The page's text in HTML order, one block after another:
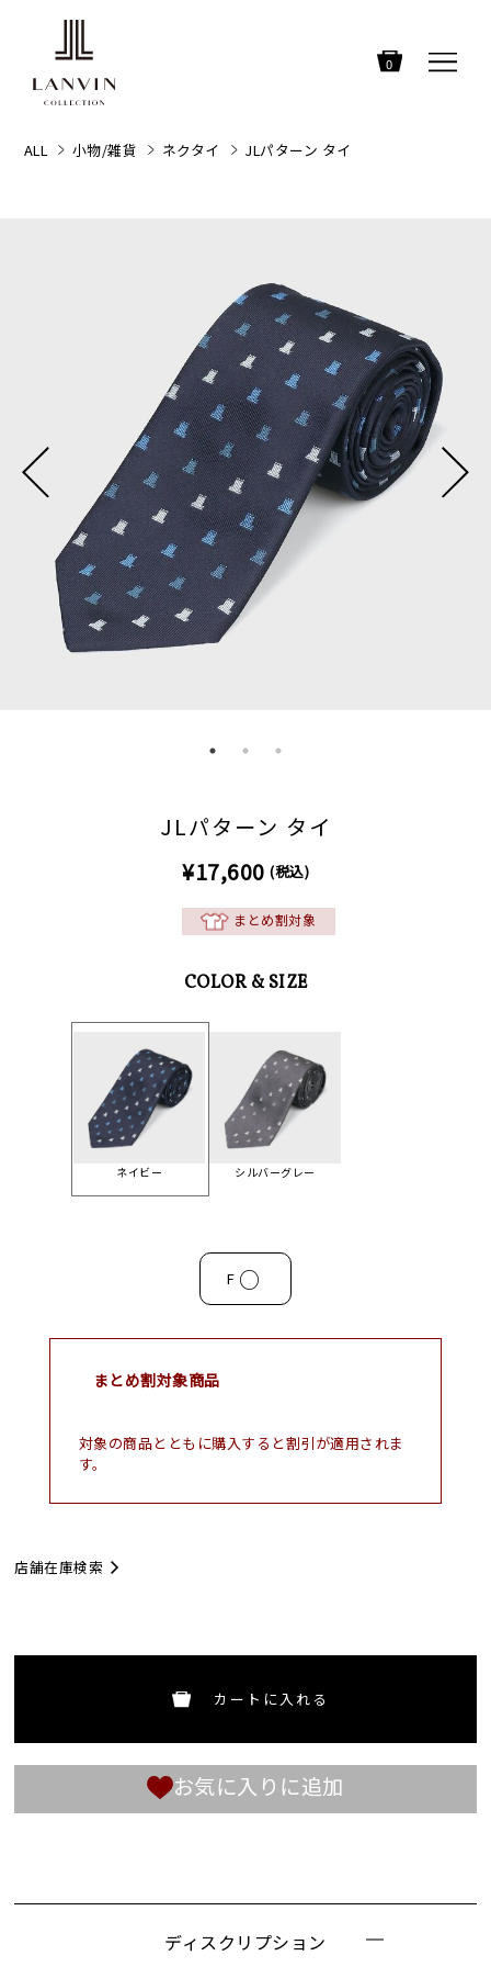
0
ALL 小物/雑貨 ネクタイ JLパターン タイ
JLパターン タイ
¥17,600 (税込)
まとめ割対象
COLOR & SIZE
ネイビー シルバーグレー
F ○
まとめ割対象商品
対象の商品とともに購入すると割引が適用されま
す。
店舗在庫検索
カートに入れる
お気に入りに追加
ディスクリプション